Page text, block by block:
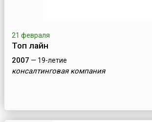
21 февраля
Топ лайн
2007 — 19-летие
консалтинговая компания